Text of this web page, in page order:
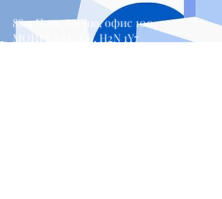
8815 Парк Авеню, офис 100
МОНРЕАЛЬ, КК, H2N 1Y7